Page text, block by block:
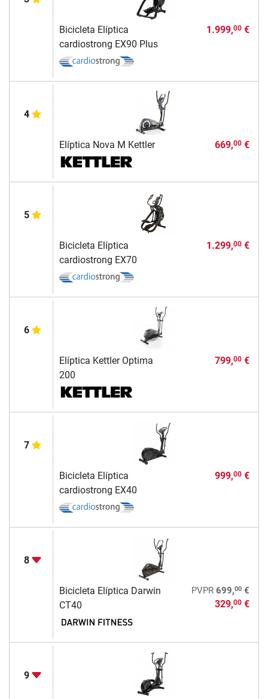
Bicicleta Elíptica
cardiostrong EX90 Plus
1.999,00€
4
Elíptica Nova M Kettler 669,00€
5
Bicicleta Elíptica
cardiostrong EX70
1.299,00€
6
Elíptica Kettler Optima
200
799,00€
7
Bicicleta Elíptica
cardiostrong EX40
999,00€
8
Bicicleta Elíptica Darwin
CT40
PVPR 699,00€
329,00€
9